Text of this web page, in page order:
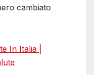
cambiato
In Italia |